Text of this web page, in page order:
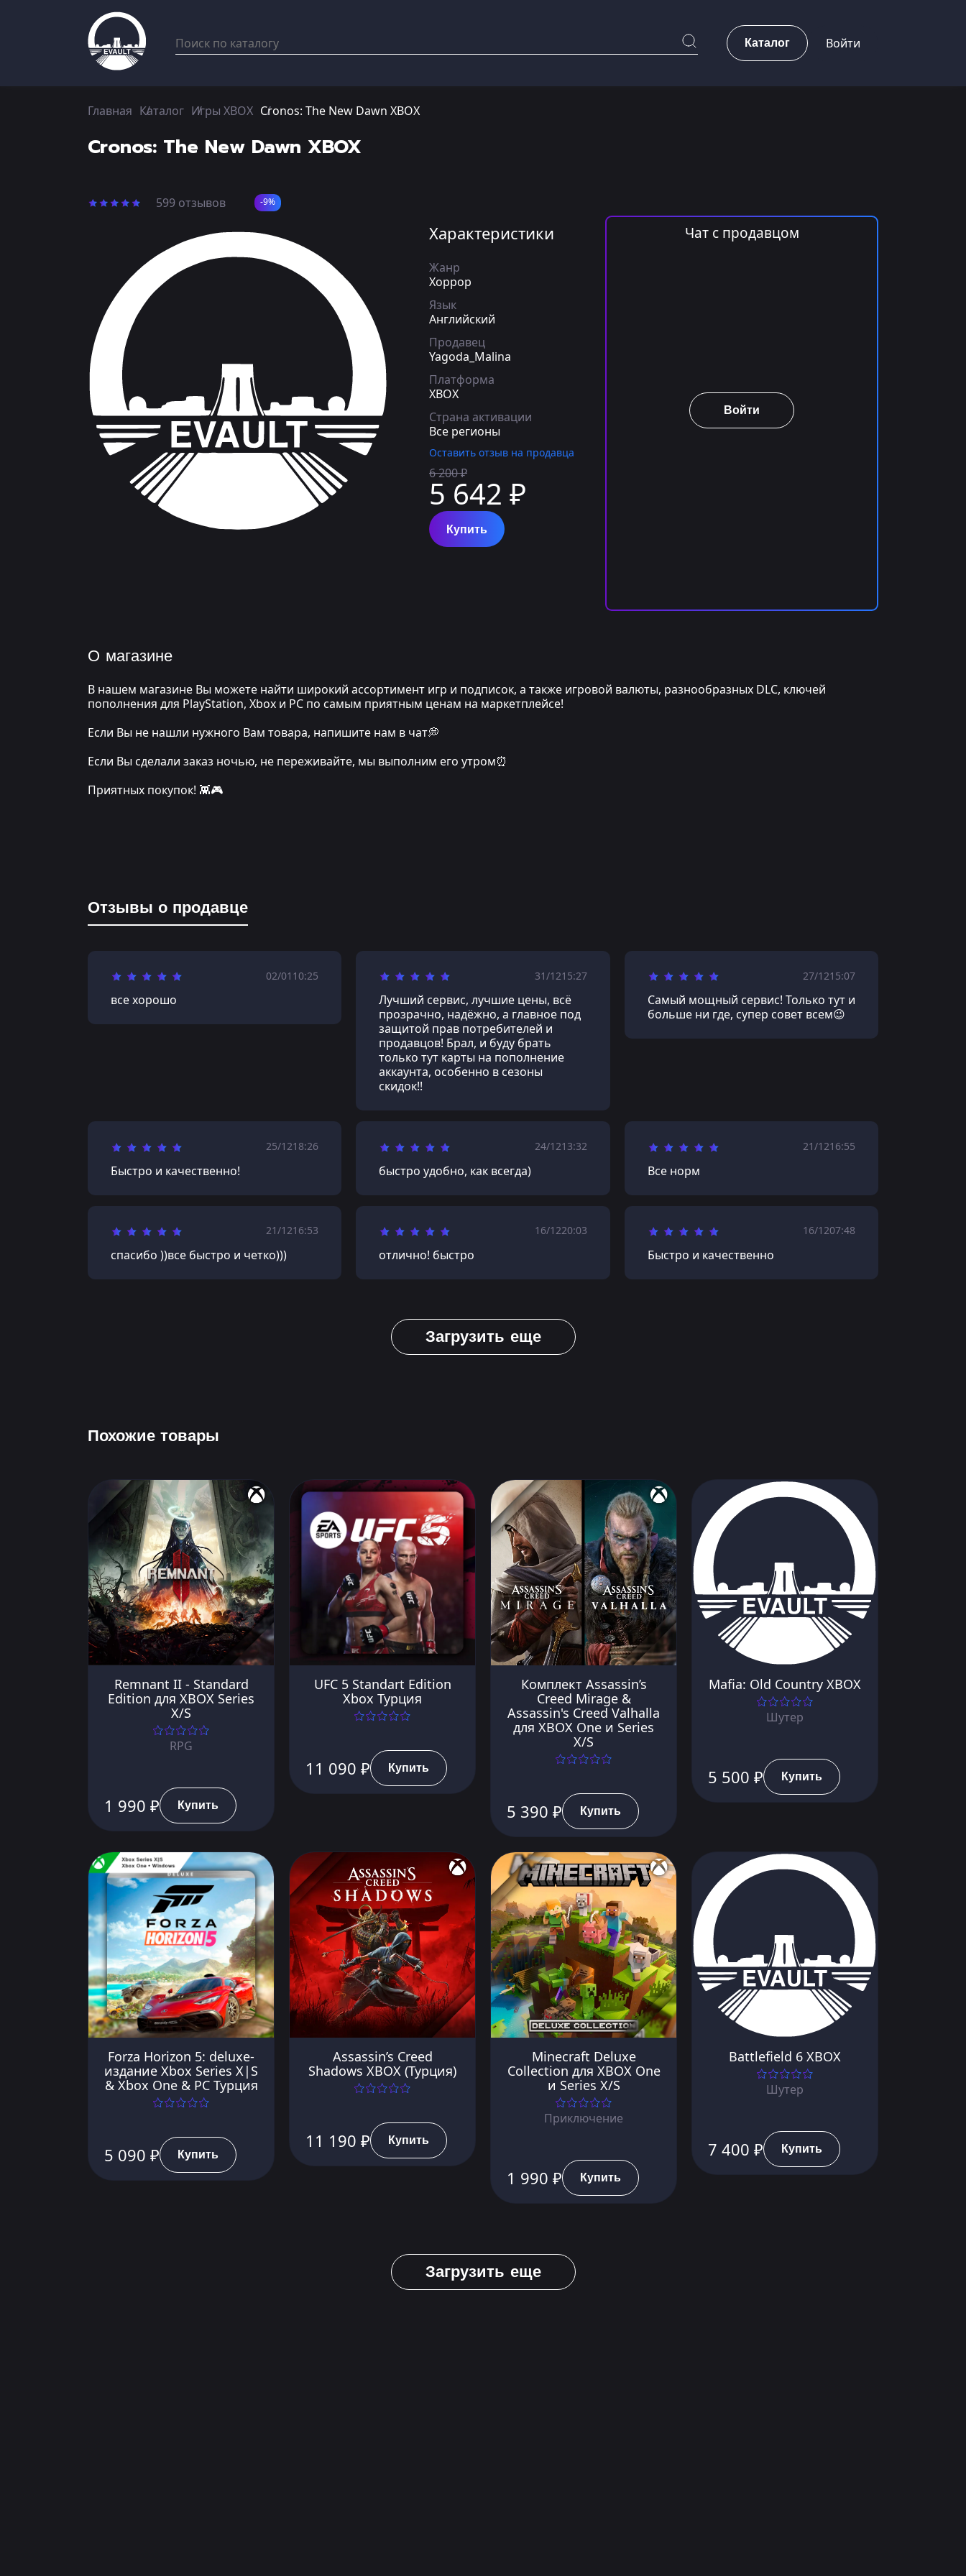
Каталог Войти
Главная Каталог Игры XBOX Cronos: The New Dawn XBOX
Cronos: The New Dawn XBOX
599 отзывов -9%
Характеристики
Жанр
Хоррор
Язык
Английский
Продавец
Yagoda_Malina
Платформа
XBOX
Страна активации
Все регионы
Оставить отзыв на продавца
6 200 ₽
5 642 ₽
Купить
Чат с продавцом
Войти
О магазине
В нашем магазине Вы можете найти широкий ассортимент игр и подписок, а также игровой валюты, разнообразных DLC, ключей
пополнения для PlayStation, Xbox и PC по самым приятным ценам на маркетплейсе!
Если Вы не нашли нужного Вам товара, напишите нам в чат💭
Если Вы сделали заказ ночью, не переживайте, мы выполним его утром⏰
Приятных покупок! 👾🎮
Отзывы о продавце
02/01 10:25
все хорошо
31/1215:27
Лучший сервис, лучшие цены, всё
прозрачно, надёжно, а главное под
защитой прав потребителей и
продавцов! Брал, и буду брать
только тут карты на пополнение
аккаунта, особенно в сезоны
скидок!!
27/1215:07
Самый мощный сервис! Только тут и
больше ни где, супер совет всем😉
25/1218:26
Быстро и качественно!
24/1213:32
быстро удобно, как всегда)
21/1216:55
Все норм
21/1216:53
спасибо ))все быстро и четко)))
16/1220:03
отлично! быстро
16/1207:48
Быстро и качественно
Загрузить еще
Похожие товары
Remnant II - Standard
Edition для XBOX Series
X/S
RPG
1 990 ₽ Купить
UFC 5 Standart Edition
Xbox Турция
11 090 ₽ Купить
Комплект Assassin’s
Creed Mirage &
Assassin's Creed Valhalla
для XBOX One и Series
X/S
5 390 ₽ Купить
Mafia: Old Country XBOX
Шутер
5 500 ₽ Купить
Forza Horizon 5: deluxe-
издание Xbox Series X|S
& Xbox One & PC Турция
5 090 ₽ Купить
Assassin’s Creed
Shadows XBOX (Турция)
11 190 ₽ Купить
Minecraft Deluxe
Collection для XBOX One
и Series X/S
Приключение
1 990 ₽ Купить
Battlefield 6 XBOX
Шутер
7 400 ₽ Купить
Загрузить еще